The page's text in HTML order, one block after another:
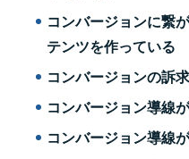
コンバージョンに繋
テンツを作っている
コンバージョンの訴
コンバージョン導線
コンバージョン導線